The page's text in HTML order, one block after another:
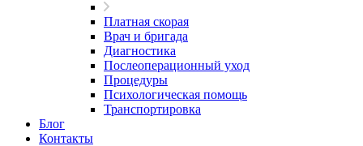
Платная скорая
Врач и бригада
Диагностика
Послеоперационный уход
Процедуры
Психологическая помощь
Транспортировка
Блог
Контакты